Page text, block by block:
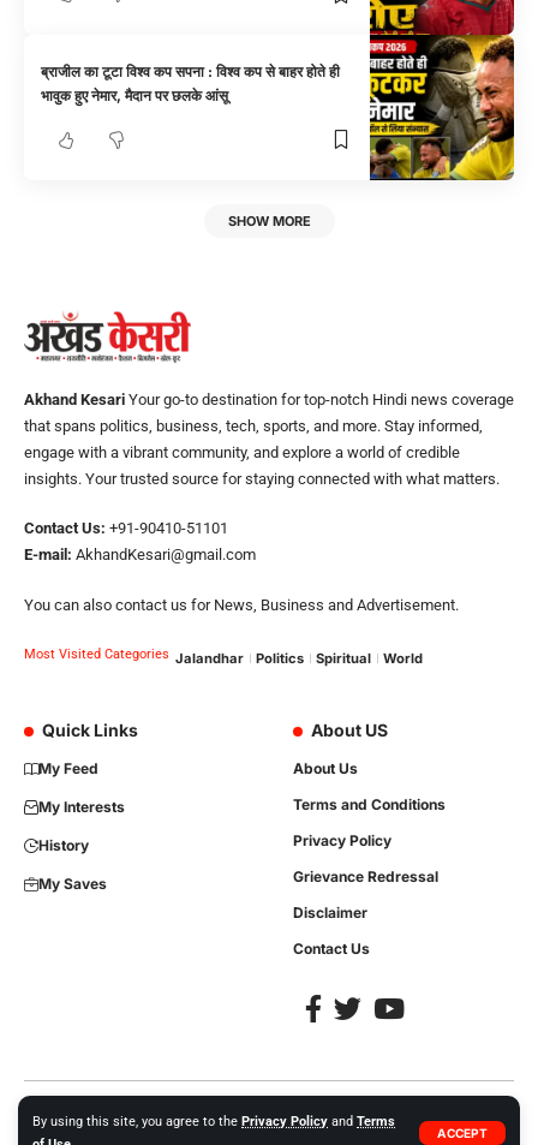
By using this site, you agree to the Privacy Policy and Terms
ACCEPT
ब्राजील का टूटा विश्व कप सपना : विश्व कप से बाहर होते ही
भावुक हुए नेमार, मैदान पर छलके आंसू
SHOW MORE
Akhand Kesari Your go-to destination for top-notch Hindi news coverage
that spans politics, business, tech, sports, and more. Stay informed,
engage with a vibrant community, and explore a world of credible
insights. Your trusted source for staying connected with what matters.
Contact Us: +91-90410-51101
E-mail: AkhandKesari@gmail.com
You can also contact us for News, Business and Advertisement.
Most Visited Categories Jalandhar Politics Spiritual World
Quick Links
My Feed
My Interests
History
My Saves
About US
About Us
Terms and Conditions
Privacy Policy
Grievance Redressal
Disclaimer
Contact Us
Copyright © 2023, All Rights are Reserved. Website Developed byiTree